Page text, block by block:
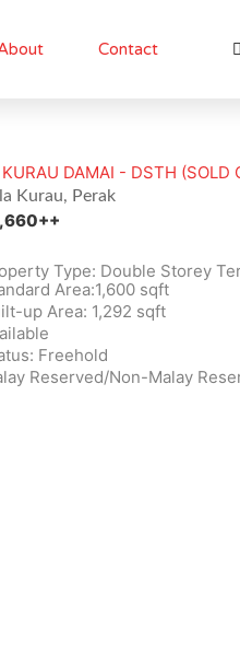
Contact
DAMAI - DSTH (SOLD
Kurau, Perak
Type: Double Storey
Area:1,600 sqft
up Area: 1,292 sqft
Freehold
Reserved/Non-Malay